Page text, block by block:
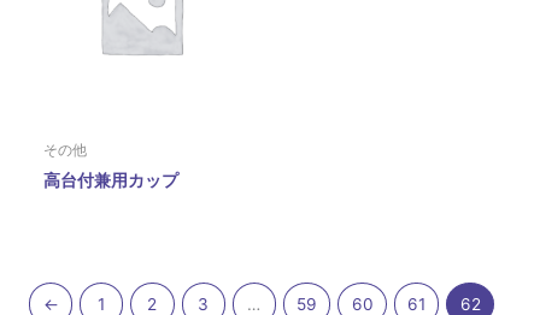
その他
高台付兼用カップ
← 1 2 3 … 59 60 61 62